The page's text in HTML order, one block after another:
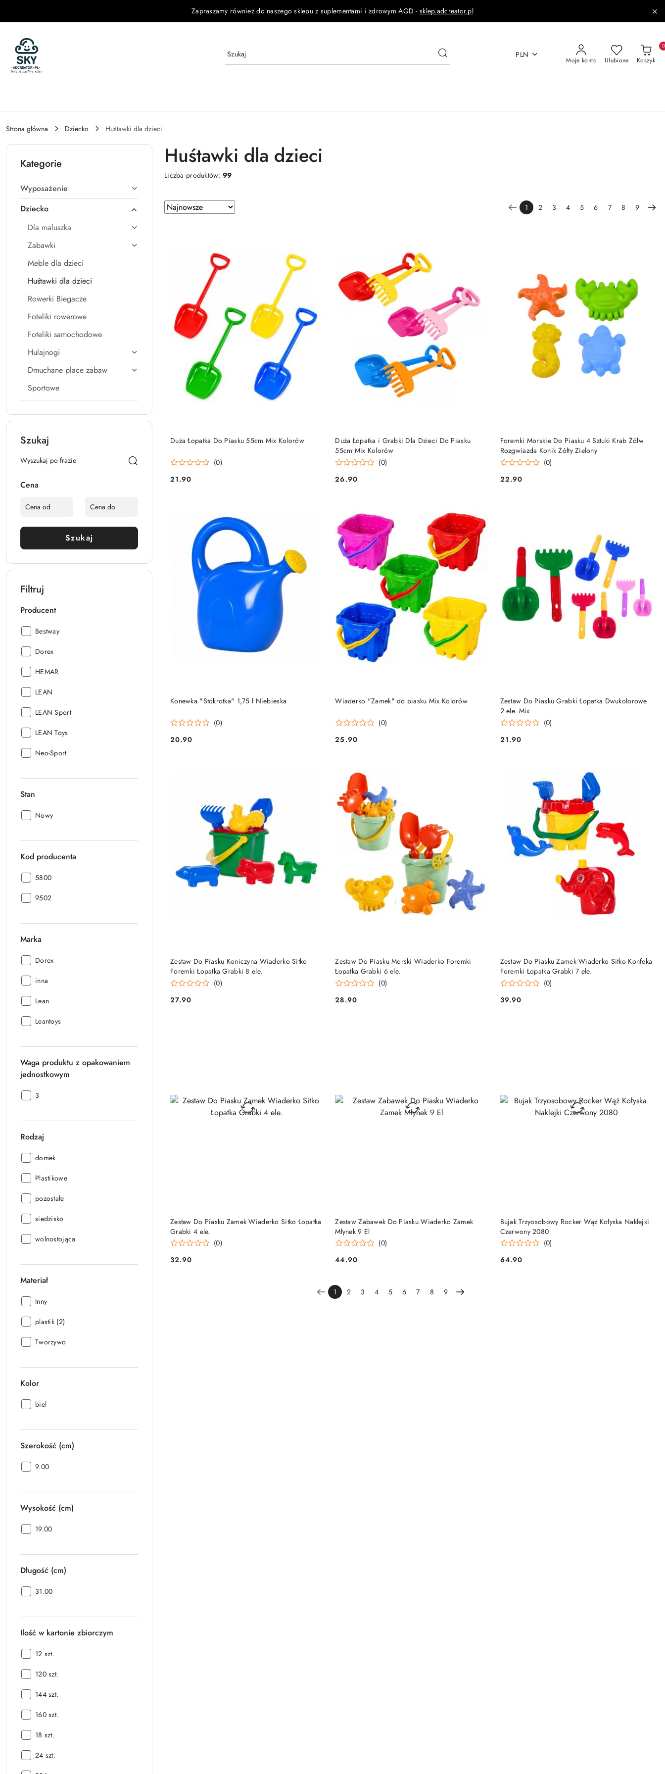
Zapraszamy również do naszego sklepu z suplementami i zdrowym AGD - sklep.adcreator.pl
PLN
Moje konto Ulubione Koszyk
0
Strona główna Dziecko Huśtawki dla dzieci
Kategorie
Wyposażenie
Dziecko
Dla maluszka
Zabawki
Meble dla dzieci
Huśtawki dla dzieci
Rowerki Biegacze
Foteliki rowerowe
Foteliki samochodowe
Hulajnogi
Dmuchane place zabaw
Sportowe
Szukaj
Cena
Szukaj
Filtruj
Producent
Producent:
Bestway
Producent:
Dorex
Producent:
HEMAR
Producent:
LEAN
Producent:
LEAN Sport
Producent:
LEAN Toys
Producent:
Neo-Sport
Stan
Stan:
Nowy
Kod producenta
Kod
5800
Kod
9502
Marka
Marka:
Dorex
Marka:
inna
Marka:
Lean
Marka:
Leantoys
Waga produktu z opakowaniem
jednostkowym
Waga
jednostkowym:
3
Rodzaj
Rodzaj:
domek
Rodzaj:
Plastikowe
Rodzaj:
pozostałe
Rodzaj:
siedzisko
Rodzaj:
wolnostojąca
Materiał
Materiał:
Inny
Materiał:
plastik (2)
Materiał:
Tworzywo
Kolor
Kolor:
biel
Szerokość (cm)
Szerokość
9.00
Wysokość (cm)
Wysokość
19.00
Długość (cm)
Długość
31.00
Ilość w kartonie zbiorczym
Ilość
kartonie
12 szt.
Ilość
kartonie
120 szt.
Ilość
kartonie
144 szt.
Ilość
kartonie
160 szt.
Ilość
kartonie
18 szt.
Ilość
24 szt.
Huśtawki dla dzieci
Liczba produktów:99
Zastosowano sortowanie: Najnowsze.
Sortuj
według
1 2 3 4 5 6 7 8 9
Duża Łopatka Do Piasku 55cm Mix Kolorów
(0)
Cena:
21.90
DO KOSZYKA
Duża Łopatka i Grabki Dla Dzieci Do Piasku
55cm Mix Kolorów
(0)
Cena:
26.90
DO KOSZYKA
Foremki Morskie Do Piasku 4 Sztuki Krab Żółw
Rozgwiazda Konik Żółty Zielony
(0)
Cena:
22.90
DO KOSZYKA
Konewka "Stokrotka" 1,75 l Niebieska
(0)
Cena:
20.90
DO KOSZYKA Wiaderko "Zamek" do piasku Mix Kolorów
(0)
Cena:
25.90
DO KOSZYKA
Zestaw Do Piasku Grabki Łopatka Dwukolorowe
2 ele. Mix
(0)
Cena:
21.90
DO KOSZYKA
Zestaw Do Piasku Koniczyna Wiaderko Sitko
Foremki Łopatka Grabki 8 ele.
(0)
Cena:
27.90
DO KOSZYKA
Zestaw Do Piasku Morski Wiaderko Foremki
Łopatka Grabki 6 ele.
(0)
Cena:
28.90
DO KOSZYKA
Zestaw Do Piasku Zamek Wiaderko Sitko Konfeka
Foremki Łopatka Grabki 7 ele.
(0)
Cena:
39.90
DO KOSZYKA
Zestaw Do Piasku Zamek Wiaderko Sitko Łopatka
Grabki 4 ele.
(0)
Cena:
32.90
DO KOSZYKA
Zestaw Zabawek Do Piasku Wiaderko Zamek
Młynek 9 El
(0)
Cena:
44.90
DO KOSZYKA
Bujak Trzyosobowy Rocker Wąż Kołyska Naklejki
Czerwony 2080
(0)
Cena:
64.90
PRODUKT NIEDOSTĘPNY
1 2 3 4 5 6 7 8 9